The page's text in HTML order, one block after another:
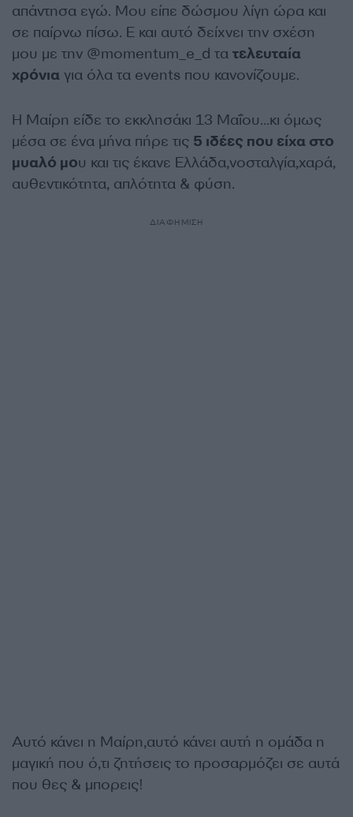
απάντησα εγώ. Μου είπε δώσμου λίγη ώρα και
σε παίρνω πίσω. Ε και αυτό δείχνει την σχέση
μου με την @momentum_e_d τα τελευταία
χρόνια για όλα τα events που κανονίζουμε.
Η Μαίρη είδε το εκκλησάκι 13 Μαΐου…κι όμως
μέσα σε ένα μήνα πήρε τις 5 ιδέες που είχα στο
μυαλό μου και τις έκανε Ελλάδα,νοσταλγία,χαρά,
αυθεντικότητα, απλότητα & φύση.
ΔΙΑΦΗΜΙΣΗ
Αυτό κάνει η Μαίρη,αυτό κάνει αυτή η ομάδα η
μαγική που ό,τι ζητήσεις το προσαρμόζει σε αυτά
που θες & μπορεις!